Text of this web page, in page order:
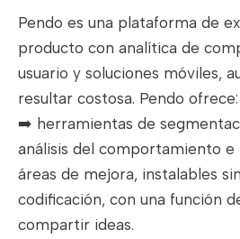
Pendo es una plataforma de
producto con analítica de
usuario y soluciones móviles,
resultar costosa. Pendo ofrece:
➡️ herramientas de
análisis del comportamiento e
áreas de mejora, instalables
codificación, con una función
compartir ideas.